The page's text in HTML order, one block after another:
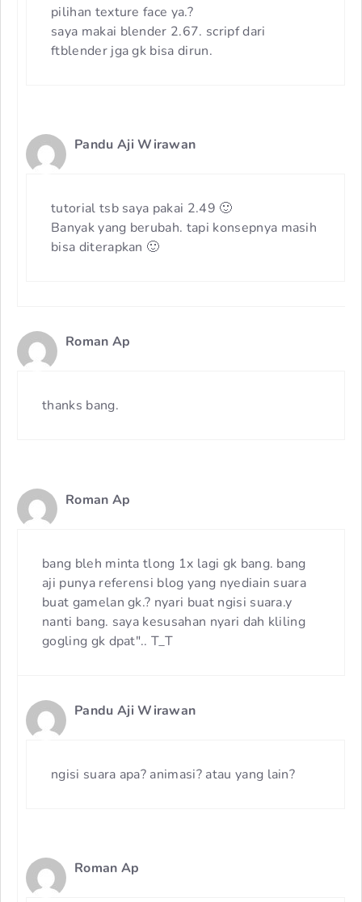
pilihan texture face ya.?
saya makai blender 2.67. scripf dari
ftblender jga gk bisa dirun.
Pandu Aji Wirawan
tutorial tsb saya pakai 2.49 🙂
Banyak yang berubah. tapi konsepnya masih
bisa diterapkan 🙂
Roman Ap
thanks bang.
Roman Ap
bang bleh minta tlong 1x lagi gk bang. bang
aji punya referensi blog yang nyediain suara
buat gamelan gk.? nyari buat ngisi suara.y
nanti bang. saya kesusahan nyari dah kliling
gogling gk dpat".. T_T
Pandu Aji Wirawan
ngisi suara apa? animasi? atau yang lain?
Roman Ap